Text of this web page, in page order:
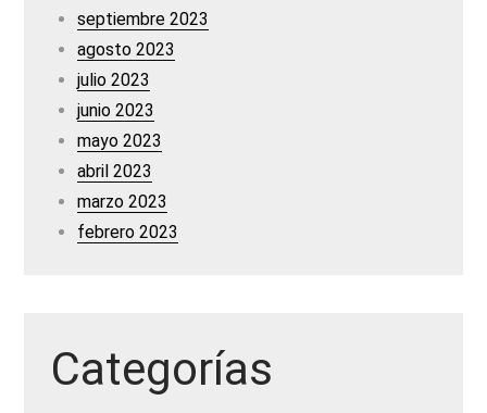
septiembre 2023
agosto 2023
julio 2023
junio 2023
mayo 2023
abril 2023
marzo 2023
febrero 2023
Categorías